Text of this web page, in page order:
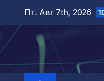
Перейти
содержимому
Пт. Авг 7th, 2026